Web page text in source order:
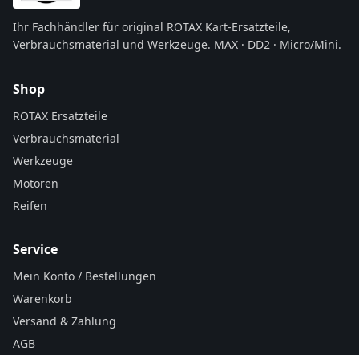
Ihr Fachhändler für original ROTAX Kart-Ersatzteile,
Verbrauchsmaterial und Werkzeuge. MAX · DD2 · Micro/Mini.
Shop
ROTAX Ersatzteile
Verbrauchsmaterial
Werkzeuge
Motoren
Reifen
Service
Mein Konto / Bestellungen
Warenkorb
Versand & Zahlung
AGB